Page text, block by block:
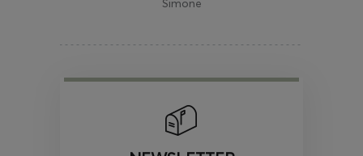
Simone